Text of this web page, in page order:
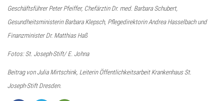
Geschäftsführer Peter Pfeiffer, Chefärztin Dr. med. Barbara Schubert,
Gesundheitsministerin Barbara Klepsch, Pflegedirektorin Andrea Hasselbach und
Finanzminister Dr. Matthias Haß
Fotos: St. Joseph-Stift/ E. Johna
Beitrag von Julia Mirtschink, Leiterin Öffentlichkeitsarbeit Krankenhaus St.
Joseph-Stift Dresden.